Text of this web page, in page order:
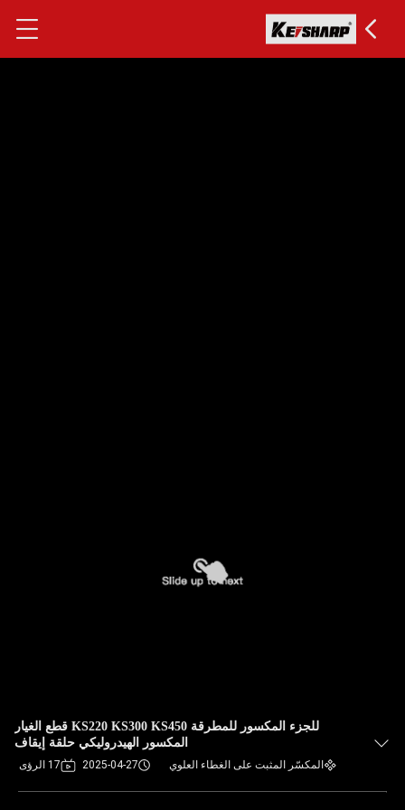
للجزء المكسور للمطرقة KS220 KS300 KS450 قطع الغيار
المكسور الهيدروليكي حلقة إيقاف
المكسّر المثبت على الغطاء العلوي 2025-04-27 17 الرؤى